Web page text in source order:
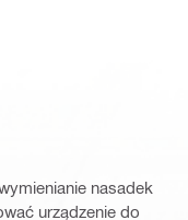
nasadek
urządzenie do